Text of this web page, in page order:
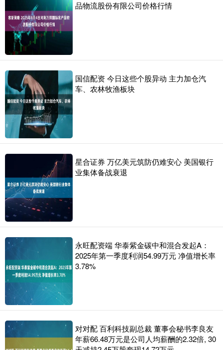
品物流股份有限公司价格行情
国信配资 今日这些个股异动 主力加仓汽
车、农林牧渔板块
星合证券 万亿美元筑防仍难安心 美国银行
业集体备战衰退
永旺配资端 华泰紫金碳中和混合发起A：
2025年第一季度利润54.99万元 净值增长率
3.78%
对对配 百利科技副总裁 董事会秘书李良友
年薪66.48万元是公司人均薪酬的2.32倍, 30